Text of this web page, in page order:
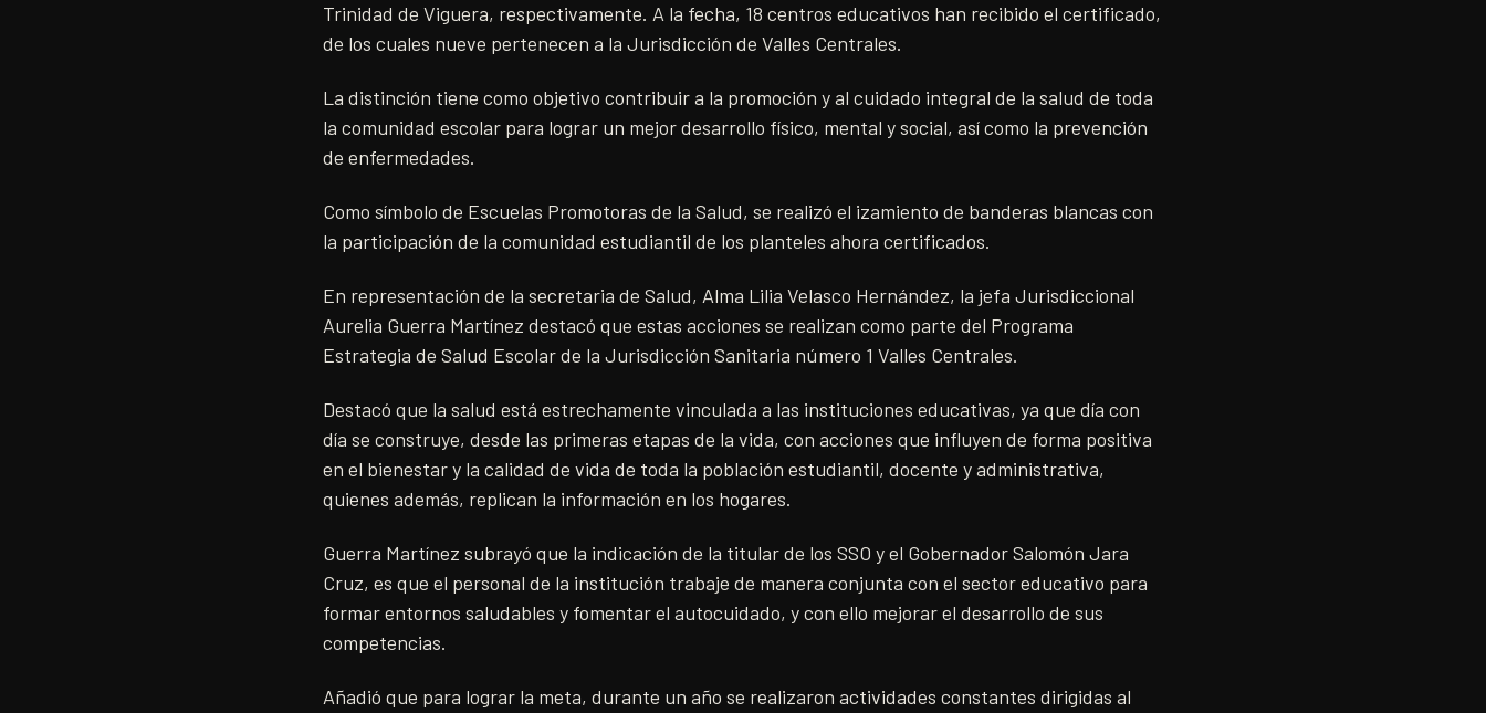
Trinidad de Viguera, respectivamente. A la fecha, 18 centros educativos han recibido el certificado,
de los cuales nueve pertenecen a la Jurisdicción de Valles Centrales.
La distinción tiene como objetivo contribuir a la promoción y al cuidado integral de la salud de toda
la comunidad escolar para lograr un mejor desarrollo físico, mental y social, así como la prevención
de enfermedades.
Como símbolo de Escuelas Promotoras de la Salud, se realizó el izamiento de banderas blancas con
la participación de la comunidad estudiantil de los planteles ahora certificados.
En representación de la secretaria de Salud, Alma Lilia Velasco Hernández, la jefa Jurisdiccional
Aurelia Guerra Martínez destacó que estas acciones se realizan como parte del Programa
Estrategia de Salud Escolar de la Jurisdicción Sanitaria número 1 Valles Centrales.
Destacó que la salud está estrechamente vinculada a las instituciones educativas, ya que día con
día se construye, desde las primeras etapas de la vida, con acciones que influyen de forma positiva
en el bienestar y la calidad de vida de toda la población estudiantil, docente y administrativa,
quienes además, replican la información en los hogares.
Guerra Martínez subrayó que la indicación de la titular de los SSO y el Gobernador Salomón Jara
Cruz, es que el personal de la institución trabaje de manera conjunta con el sector educativo para
formar entornos saludables y fomentar el autocuidado, y con ello mejorar el desarrollo de sus
competencias.
Añadió que para lograr la meta, durante un año se realizaron actividades constantes dirigidas al